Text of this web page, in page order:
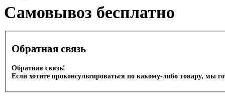
Cамовывоз бесплатно
Обратная связь
Обратная связь!
Если хотите проконсультироваться по какому-либо товару, мы